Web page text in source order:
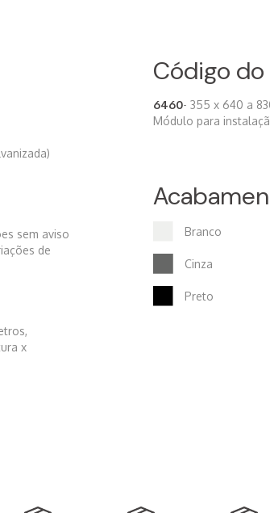
sem aviso
de
x
Código
6460- 355 x 640 a
Módulo para
Branco
Cinza
Preto